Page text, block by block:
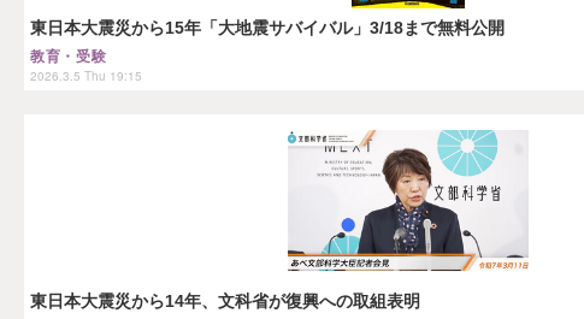
東日本大震災から15年「大地震サバイバル」3/18まで無料公開
教育・受験
2026.3.5 Thu 19:15
東日本大震災から14年、文科省が復興への取組表明